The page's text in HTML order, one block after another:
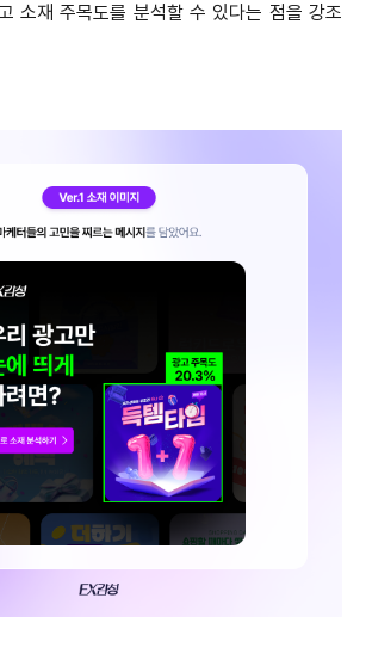
소재 주목도를 분석할 수 있다는 점을 강조